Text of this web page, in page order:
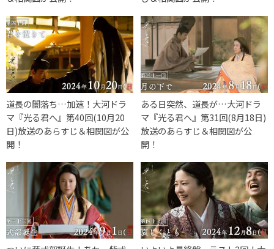
道長の闇落ち…加速！大河ドラ
マ『光る君へ』第40回(10月20
日)放送のあらすじ＆相関図が公
開！
ある日突然、道長が…大河ドラ
マ『光る君へ』第31回(8月18日)
放送のあらすじ＆相関図が公
開！